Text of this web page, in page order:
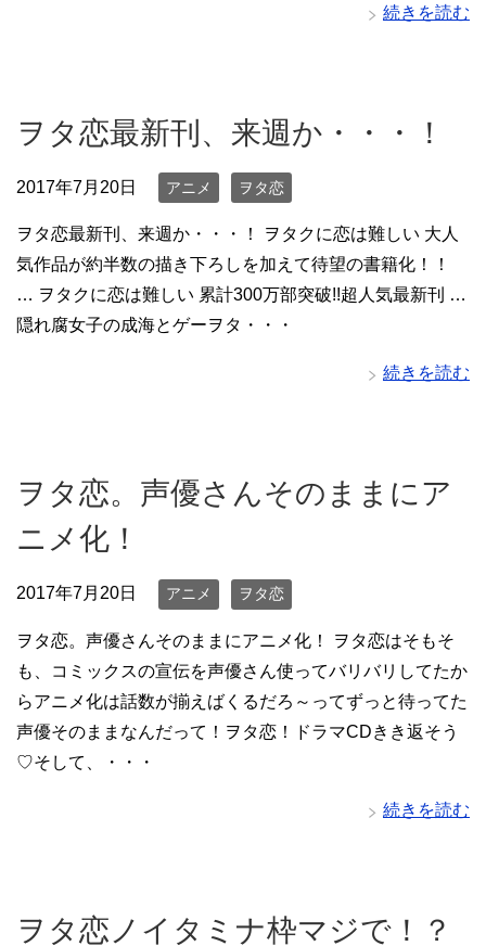
続きを読む
ヲタ恋最新刊、来週か・・・！
2017年7月20日 アニメ ヲタ恋
ヲタ恋最新刊、来週か・・・！ ヲタクに恋は難しい 大人
気作品が約半数の描き下ろしを加えて待望の書籍化！！
… ヲタクに恋は難しい 累計300万部突破!!超人気最新刊 …
隠れ腐女子の成海とゲーヲタ・・・
続きを読む
ヲタ恋。声優さんそのままにア
ニメ化！
2017年7月20日 アニメ ヲタ恋
ヲタ恋。声優さんそのままにアニメ化！ ヲタ恋はそもそ
も、コミックスの宣伝を声優さん使ってバリバリしてたか
らアニメ化は話数が揃えばくるだろ～ってずっと待ってた
声優そのままなんだって！ヲタ恋！ドラマCDきき返そう
♡そして、・・・
続きを読む
ヲタ恋ノイタミナ枠マジで！？